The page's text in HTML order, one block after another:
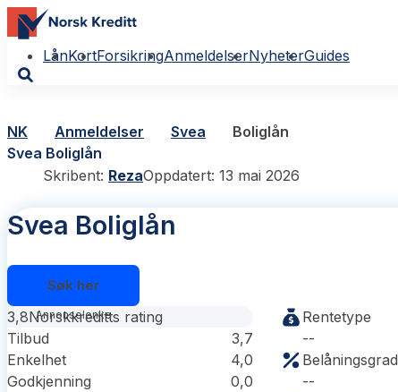
LånKortForsikringAnmeldelserNyheterGuides
NK Anmeldelser Svea
Boliglån
Svea Boliglån
Skribent: RezaOppdatert: 13 mai 2026
Svea Boliglån
Søk her
3,8Norskkreditts rating
Tilbud
3,7
Enkelhet
4,0
Godkjenning
0,0
Rentetype
--
Belåningsgrad
--